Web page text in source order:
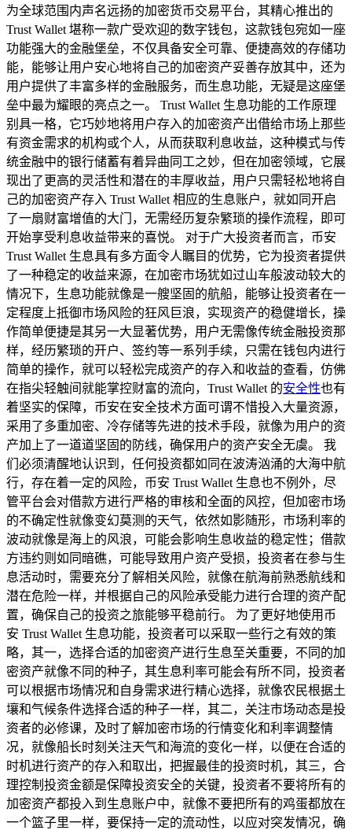
为全球范围内声名远扬的加密货币交易平台，其精心推出的
Trust Wallet 堪称一款广受欢迎的数字钱包，这款钱包宛如一座
功能强大的金融堡垒，不仅具备安全可靠、便捷高效的存储功
能，能够让用户安心地将自己的加密资产妥善存放其中，还为
用户提供了丰富多样的金融服务，而生息功能，无疑是这座堡
垒中最为耀眼的亮点之一。 Trust Wallet 生息功能的工作原理
别具一格，它巧妙地将用户存入的加密资产出借给市场上那些
有资金需求的机构或个人，从而获取利息收益，这种模式与传
统金融中的银行储蓄有着异曲同工之妙，但在加密领域，它展
现出了更高的灵活性和潜在的丰厚收益，用户只需轻松地将自
己的加密资产存入 Trust Wallet 相应的生息账户，就如同开启
了一扇财富增值的大门，无需经历复杂繁琐的操作流程，即可
开始享受利息收益带来的喜悦。 对于广大投资者而言，币安
Trust Wallet 生息具有多方面令人瞩目的优势，它为投资者提供
了一种稳定的收益来源，在加密市场犹如过山车般波动较大的
情况下，生息功能就像是一艘坚固的航船，能够让投资者在一
定程度上抵御市场风险的狂风巨浪，实现资产的稳健增长，操
作简单便捷是其另一大显著优势，用户无需像传统金融投资那
样，经历繁琐的开户、签约等一系列手续，只需在钱包内进行
简单的操作，就可以轻松完成资产的存入和收益的查看，仿佛
在指尖轻触间就能掌控财富的流向，Trust Wallet 的安全性也有
着坚实的保障，币安在安全技术方面可谓不惜投入大量资源，
采用了多重加密、冷存储等先进的技术手段，就像为用户的资
产加上了一道道坚固的防线，确保用户的资产安全无虞。 我
们必须清醒地认识到，任何投资都如同在波涛汹涌的大海中航
行，存在着一定的风险，币安 Trust Wallet 生息也不例外，尽
管平台会对借款方进行严格的审核和全面的风控，但加密市场
的不确定性就像变幻莫测的天气，依然如影随形，市场利率的
波动就像是海上的风浪，可能会影响生息收益的稳定性；借款
方违约则如同暗礁，可能导致用户资产受损，投资者在参与生
息活动时，需要充分了解相关风险，就像在航海前熟悉航线和
潜在危险一样，并根据自己的风险承受能力进行合理的资产配
置，确保自己的投资之旅能够平稳前行。 为了更好地使用币
安 Trust Wallet 生息功能，投资者可以采取一些行之有效的策
略，其一，选择合适的加密资产进行生息至关重要，不同的加
密资产就像不同的种子，其生息利率可能会有所不同，投资者
可以根据市场情况和自身需求进行精心选择，就像农民根据土
壤和气候条件选择合适的种子一样，其二，关注市场动态是投
资者的必修课，及时了解加密市场的行情变化和利率调整情
况，就像船长时刻关注天气和海流的变化一样，以便在合适的
时机进行资产的存入和取出，把握最佳的投资时机，其三，合
理控制投资金额是保障投资安全的关键，投资者不要将所有的
加密资产都投入到生息账户中，就像不要把所有的鸡蛋都放在
一个篮子里一样，要保持一定的流动性，以应对突发情况，确